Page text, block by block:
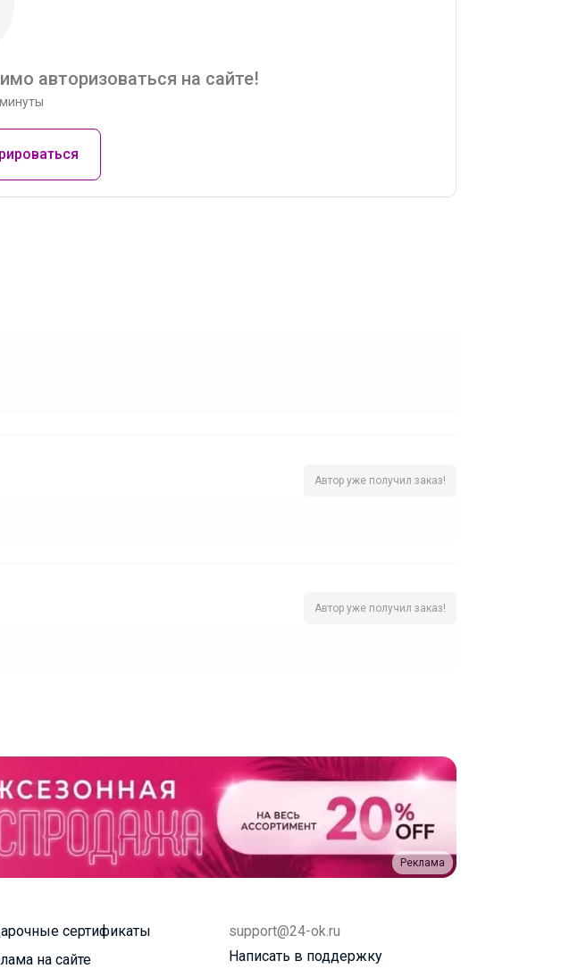
авторизоваться на сайте!
Автор уже получил заказ!
Автор уже получил заказ!
Реклама
сертификаты
на сайте
support@24-ok.ru
Написать в поддержку